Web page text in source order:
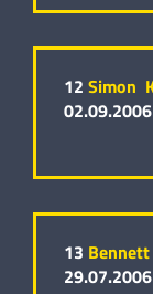
12 Simon
13